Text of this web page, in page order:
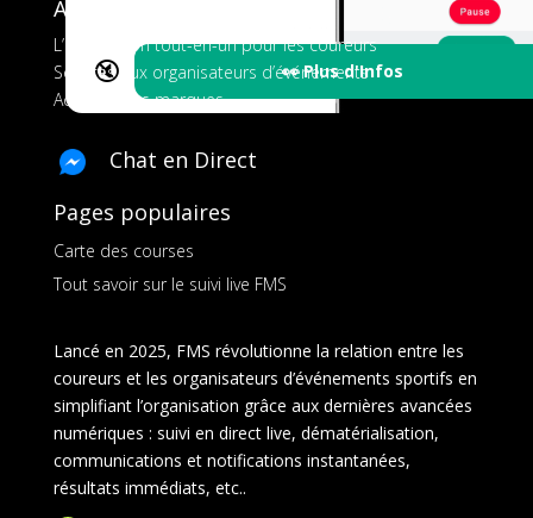
🔇 👀 Plus d'Infos
A propos de FMS
L’application tout-en-un pour les coureurs
Services aux organisateurs d’événements
Ads pour les marques
Chat en Direct
Pages populaires
Carte des courses
Tout savoir sur le suivi live FMS
Lancé en 2025, FMS révolutionne la relation entre les
coureurs et les organisateurs d’événements sportifs en
simplifiant l’organisation grâce aux dernières avancées
numériques : suivi en direct live, dématérialisation,
communications et notifications instantanées,
résultats immédiats, etc..